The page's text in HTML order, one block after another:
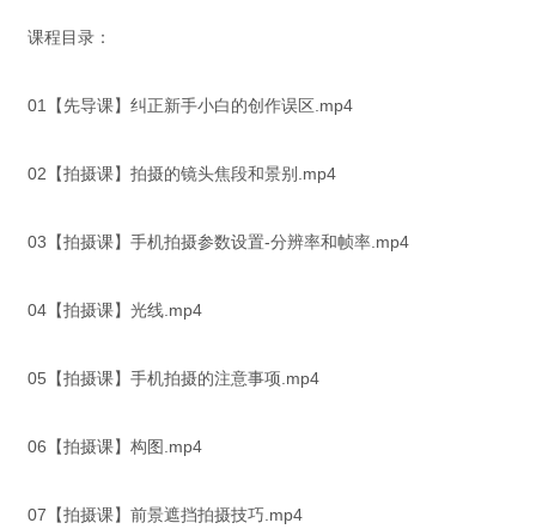
课程目录：
01【先导课】纠正新手小白的创作误区.mp4
02【拍摄课】拍摄的镜头焦段和景别.mp4
03【拍摄课】手机拍摄参数设置-分辨率和帧率.mp4
04【拍摄课】光线.mp4
05【拍摄课】手机拍摄的注意事项.mp4
06【拍摄课】构图.mp4
07【拍摄课】前景遮挡拍摄技巧.mp4